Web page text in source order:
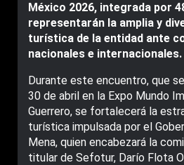
México 2026, integrada por
representarán la amplia y
turística de la entidad ante
nacionales e internacionales.
Durante este encuentro, que
30 de abril en la Expo Mundo
Guerrero, se fortalecerá la
turística impulsada por el
Mena, quien encabezará la
titular de Sefotur, Darío Flota